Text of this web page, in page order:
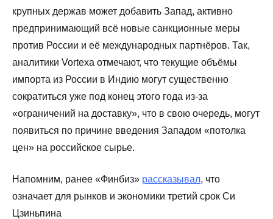
крупных держав может добавить Запад, активно
предпринимающий всё новые санкционные меры
против России и её международных партнёров. Так,
аналитики Vortexa отмечают, что текущие объёмы
импорта из России в Индию могут существенно
сократиться уже под конец этого года из-за
«ограничений на доставку», что в свою очередь, могут
появиться по причине введения Западом «потолка
цен» на российское сырье.
Напомним, ранее «Финбиз» рассказывал, что
означает для рынков и экономики третий срок Си
Цзиньпина